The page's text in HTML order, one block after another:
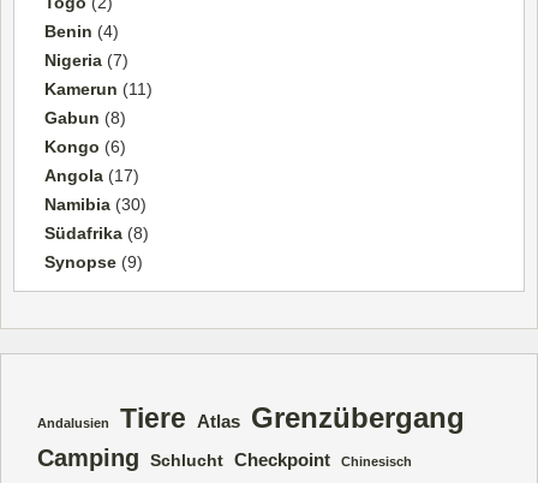
Benin (4)
Nigeria (7)
Kamerun (11)
Gabun (8)
Kongo (6)
Angola (17)
Namibia (30)
Südafrika (8)
Synopse (9)
Andalusien Tiere Atlas Grenzübergang
Camping Schlucht Checkpoint Chinesisch